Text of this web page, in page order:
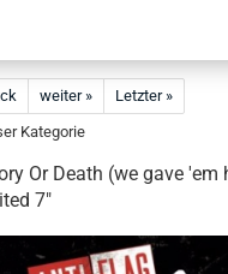
weiter »
Letzter »
Kategorie
Or Death (we gave 'em
7"